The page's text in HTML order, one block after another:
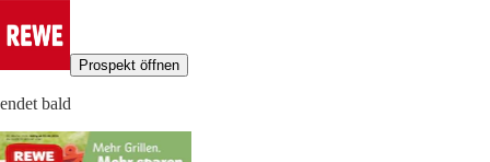
Prospekt öffnen
endet bald